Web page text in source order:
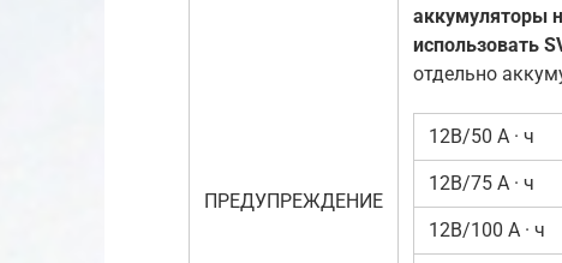
ПРЕДУПРЕЖДЕНИЕ
аккумуляторы
использовать
отдельно
12В/50 А · ч
12В/75 А · ч
12В/100 А · ч